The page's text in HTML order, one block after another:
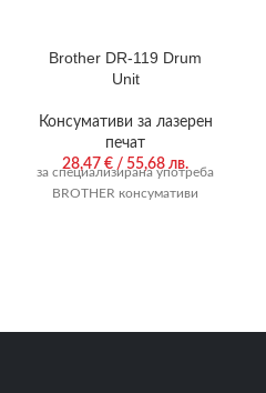
Brother DR-119 Drum
Unit
Консумативи за лазерен
печат
28,47 € / 55,68 лв.
за специализирана употреба
BROTHER консумативи